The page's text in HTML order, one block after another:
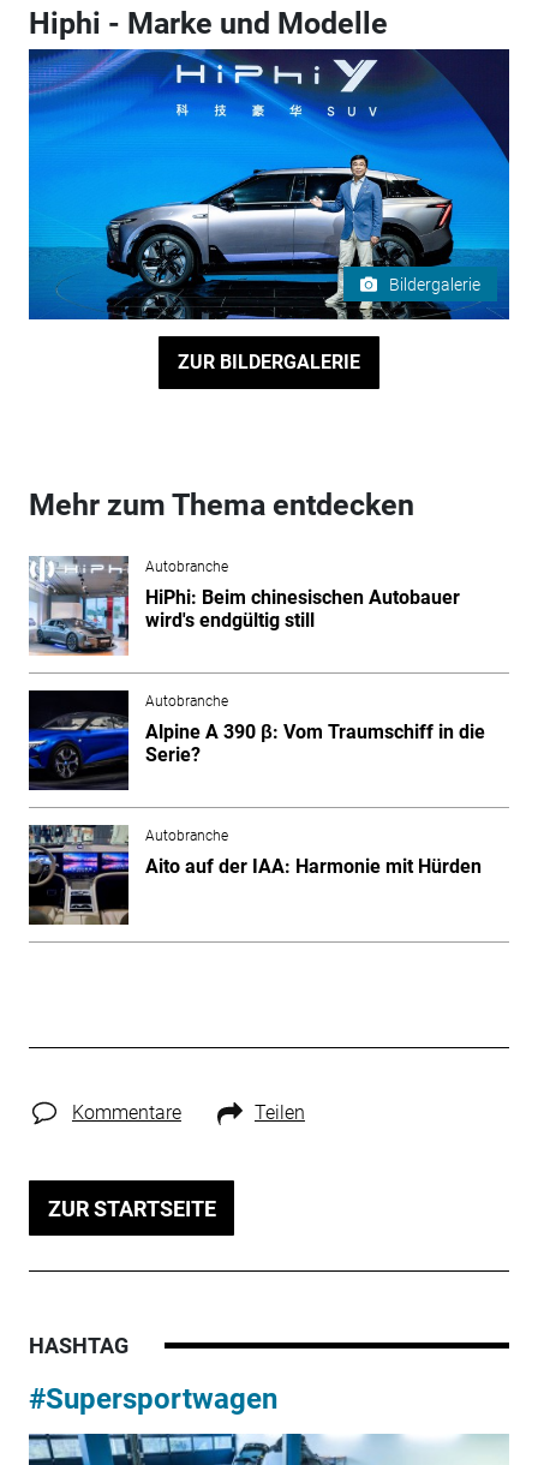
Hiphi - Marke und Modelle
Bildergalerie
ZUR BILDERGALERIE
Mehr zum Thema entdecken
Autobranche
HiPhi: Beim chinesischen Autobauer
wird's endgültig still
Autobranche
Alpine A 390 β: Vom Traumschiff in die
Serie?
Autobranche
Aito auf der IAA: Harmonie mit Hürden
Kommentare Teilen
ZUR STARTSEITE
HASHTAG
#Supersportwagen